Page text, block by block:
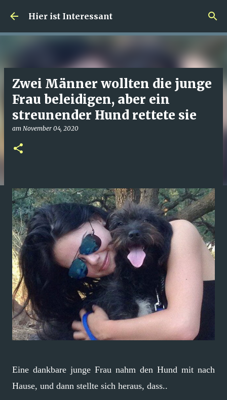
Direkt zum Hauptbereich
Hier ist Interessant
Zwei Männer wollten die junge
Frau beleidigen, aber ein
streunender Hund rettete sie
am November 04, 2020
Eine dankbare junge Frau nahm den Hund mit nach
Hause, und dann stellte sich heraus, dass..